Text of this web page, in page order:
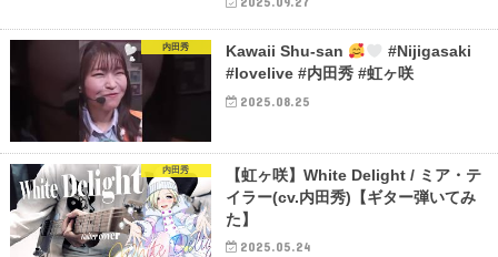
内田秀 Kawaii Shu-san
#Nijigasaki
#lovelive #内田秀 #虹ヶ咲
2025.08.25
内田秀
【虹ヶ咲】White Delight / ミア・テ
イラー(cv.内田秀)【ギター弾いてみ
た】
2025.05.24